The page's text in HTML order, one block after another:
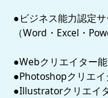
●ビジネス能力認定
（Word・Excel・
●Webクリエイター
●Photoshopクリエ
●Illustratorクリエイ